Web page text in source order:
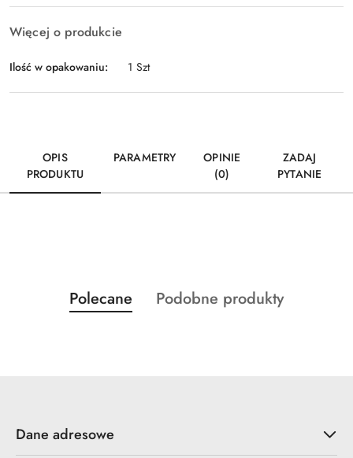
Więcej o produkcie
Ilość w opakowaniu: 1 Szt
OPIS
PRODUKTU
PARAMETRY
OPINIE
(0)
ZADAJ
PYTANIE
Pomiń karuzelę produktów
Produkty
o
Polecane
Produkty
Podobne produkty
Dane adresowe